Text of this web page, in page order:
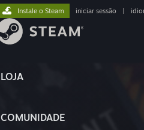
LOJA
COMUNIDADE
Instale o Steam iniciar sessão